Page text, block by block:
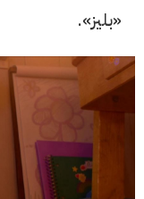
«بليز».